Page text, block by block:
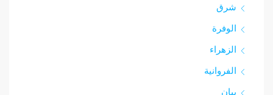
شرق‎
الوفرة
الزهراء
الفروانية
بيان